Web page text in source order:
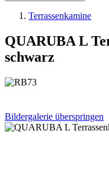
Terrassenkamine
QUARUBA L
schwarz
Bildergalerie überspringen